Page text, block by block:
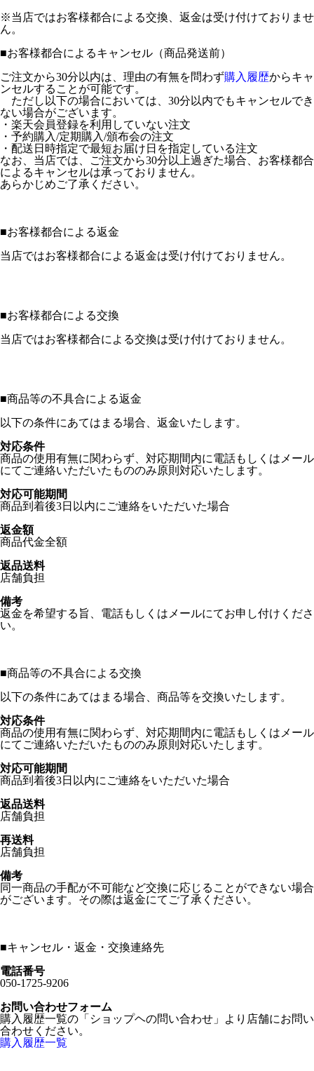
※当店ではお客様都合による交換、返金は受け付けておりませ
ん。
■お客様都合によるキャンセル（商品発送前）
ご注文から30分以内は、理由の有無を問わず購入履歴からキャ
ンセルすることが可能です。
ただし以下の場合においては、30分以内でもキャンセルでき
ない場合がございます。
・楽天会員登録を利用していない注文
・予約購入/定期購入/頒布会の注文
・配送日時指定で最短お届け日を指定している注文
なお、当店では、ご注文から30分以上過ぎた場合、お客様都合
によるキャンセルは承っておりません。
あらかじめご了承ください。
■お客様都合による返金
当店ではお客様都合による返金は受け付けておりません。
■お客様都合による交換
当店ではお客様都合による交換は受け付けておりません。
■商品等の不具合による返金
以下の条件にあてはまる場合、返金いたします。
対応条件
商品の使用有無に関わらず、対応期間内に電話もしくはメール
にてご連絡いただいたもののみ原則対応いたします。
対応可能期間
商品到着後3日以内にご連絡をいただいた場合
返金額
商品代金全額
返品送料
店舗負担
備考
返金を希望する旨、電話もしくはメールにてお申し付けくださ
い。
■商品等の不具合による交換
以下の条件にあてはまる場合、商品等を交換いたします。
対応条件
商品の使用有無に関わらず、対応期間内に電話もしくはメール
にてご連絡いただいたもののみ原則対応いたします。
対応可能期間
商品到着後3日以内にご連絡をいただいた場合
返品送料
店舗負担
再送料
店舗負担
備考
同一商品の手配が不可能など交換に応じることができない場合
がございます。その際は返金にてご了承ください。
■キャンセル・返金・交換連絡先
電話番号
050-1725-9206
お問い合わせフォーム
購入履歴一覧の「ショップヘの問い合わせ」より店舗にお問い
合わせください。
購入履歴一覧